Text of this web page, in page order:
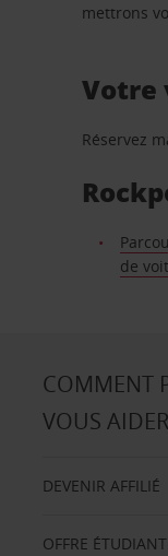
mettrons
Votre
Réservez
de
COMMENT
VOUS
DEVENIR AFFILIÉ
OFFRE